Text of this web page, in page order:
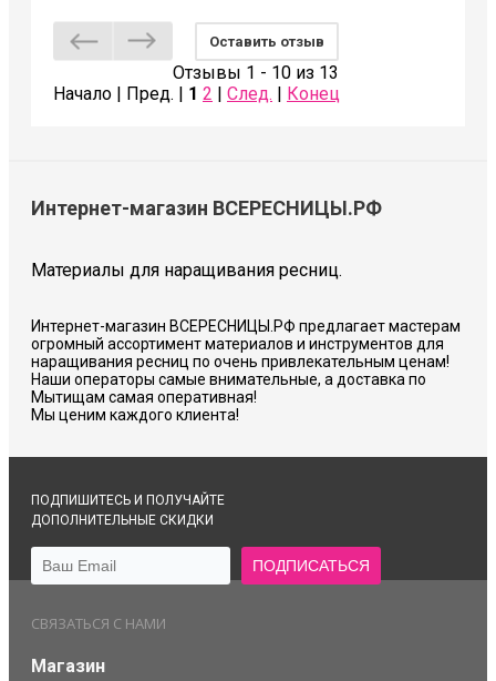
Оставить отзыв
Отзывы 1 - 10 из 13
Начало | Пред. | 1 2 След. Конец
Интернет-магазин ВСЕРЕСНИЦЫ.РФ
Материалы для наращивания ресниц.
Интернет-магазин ВСЕРЕСНИЦЫ.РФ предлагает мастерам
огромный ассортимент материалов и инструментов для
наращивания ресниц по очень привлекательным ценам!
Наши операторы самые внимательные, а доставка по
Мытищам самая оперативная!
Мы ценим каждого клиента!
ПОДПИШИТЕСЬ И ПОЛУЧАЙТЕ
ДОПОЛНИТЕЛЬНЫЕ СКИДКИ
СВЯЗАТЬСЯ С НАМИ
Магазин